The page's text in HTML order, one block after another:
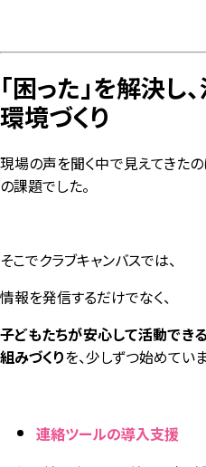
「困った」を解決
環境づくり
現場の声を聞く中で見えてきた
の課題でした。
そこでクラブキャンバスでは、
情報を発信するだけでなく、
子どもたちが安心して活動でき
組みづくりを、少しずつ始めていま
連絡ツールの導入支援